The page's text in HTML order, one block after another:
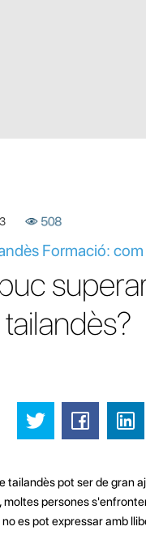
508
Formació:
tailandès pot ser de gran
moltes persones
es pot expressar amb